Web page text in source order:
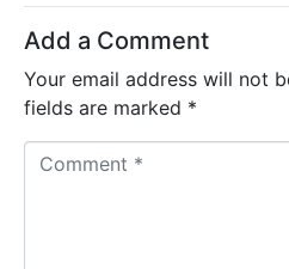
Add a Comment
Your email address will not
fields are marked *